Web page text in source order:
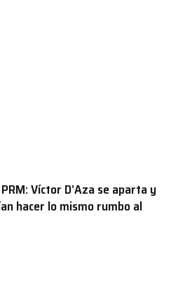
Víctor D’Aza se aparta y
hacer lo mismo rumbo al